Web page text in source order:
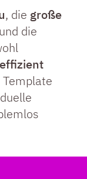
, die große
und die
effizient